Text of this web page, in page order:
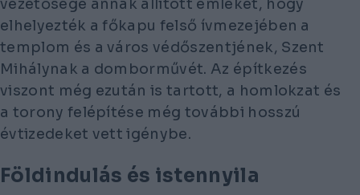
vezetősége annak állított emléket, hogy
elhelyezték a főkapu felső ívmezejében a
templom és a város védőszentjének, Szent
Mihálynak a domborművét. Az építkezés
viszont még ezután is tartott, a homlokzat és
a torony felépítése még további hosszú
évtizedeket vett igénybe.
Földindulás és istennyila